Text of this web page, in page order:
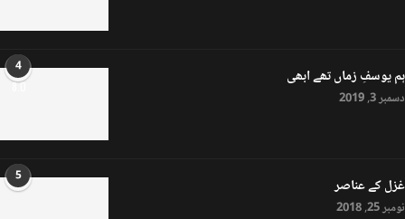
4
8.0 ہم یوسفِ زماں تھے ابھی
دسمبر 3, 2019
5 غزل کے عناصر
نومبر 25, 2018